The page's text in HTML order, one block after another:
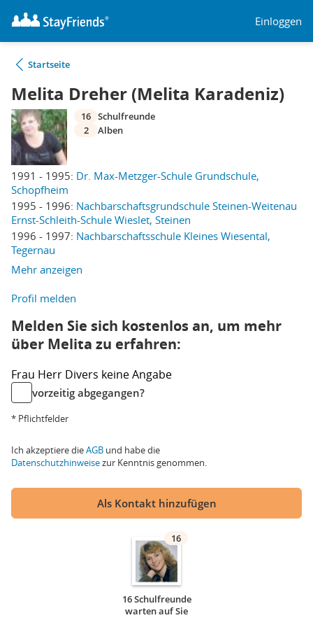
Einloggen
Startseite
Melita Dreher (Melita Karadeniz)
1991 - 1995: Dr. Max-Metzger-Schule Grundschule,
Schopfheim
1995 - 1996: Nachbarschaftsgrundschule Steinen-Weitenau
Ernst-Schleith-Schule Wieslet, Steinen
1996 - 1997: Nachbarschaftsschule Kleines Wiesental,
Tegernau
Mehr anzeigen
16 Schulfreunde
2
Alben
Profil melden
Melden Sie sich kostenlos an, um mehr
über Melita zu erfahren:
Frau Herr Divers keine Angabe
vorzeitig abgegangen?
* Pflichtfelder
Ich akzeptiere dieAGB und habe die
Datenschutzhinweisezur Kenntnis genommen.
Als Kontakt hinzufügen
16
16 Schulfreunde
warten auf Sie